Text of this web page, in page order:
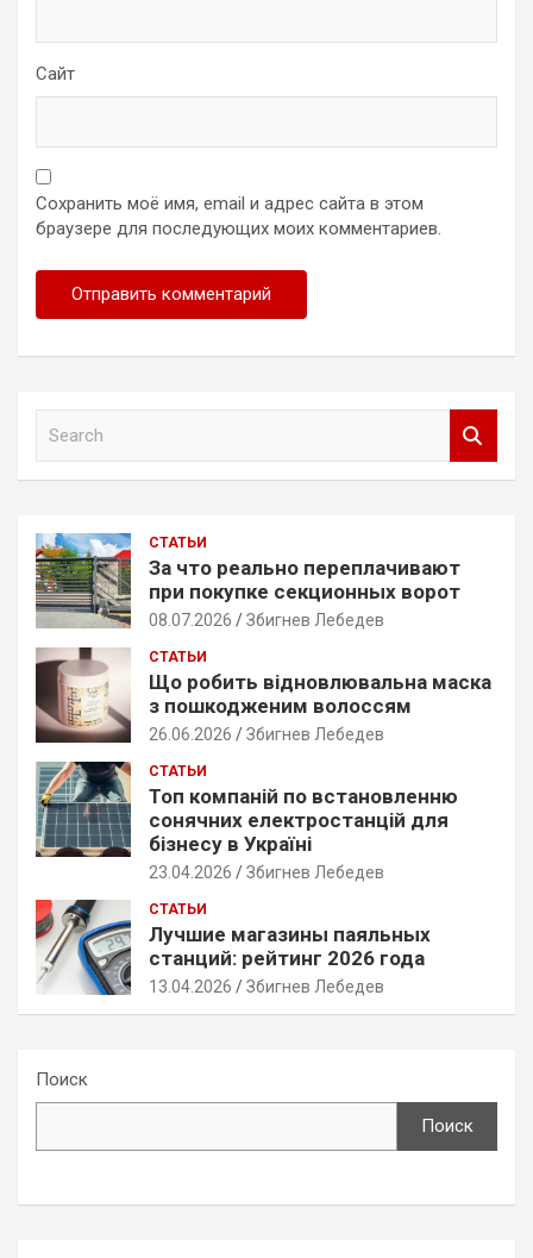
Сайт
Сохранить моё имя, email и адрес сайта в этом
браузере для последующих моих комментариев.
h
СТАТЬИ
За что реально переплачивают
при покупке секционных ворот
08.07.2026 Збигнев Лебедев
СТАТЬИ
Що робить відновлювальна маска
з пошкодженим волоссям
26.06.2026 Збигнев Лебедев
СТАТЬИ
Топ компаній по встановленню
сонячних електростанцій для
бізнесу в Україні
23.04.2026 Збигнев Лебедев
СТАТЬИ
Лучшие магазины паяльных
станций: рейтинг 2026 года
13.04.2026 Збигнев Лебедев
Поиск
Поиск